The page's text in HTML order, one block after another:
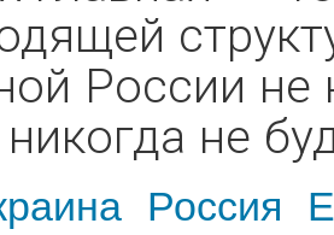
России
не
Россия